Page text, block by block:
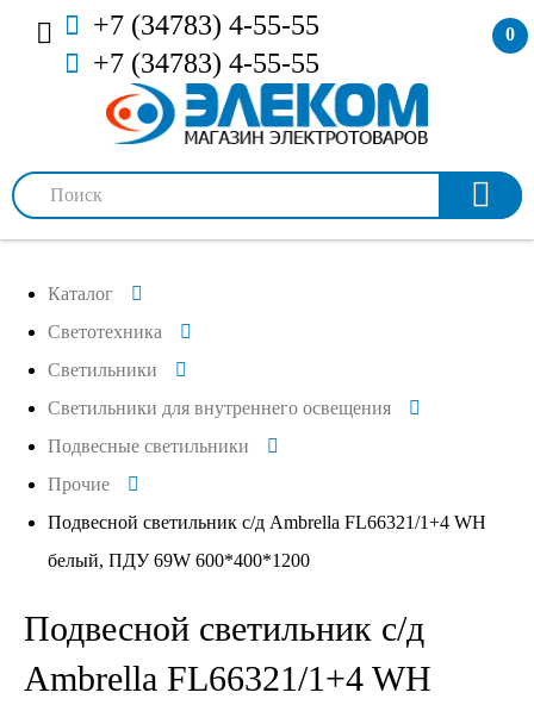
+7 (34783) 4-55-55
+7 (34783) 4-55-55
0
Каталог
Светотехника
Светильники
Светильники для внутреннего освещения
Подвесные светильники
Прочие
Подвесной светильник с/д Ambrella FL66321/1+4 WH
белый, ПДУ 69W 600*400*1200
Подвесной светильник с/д
Ambrella FL66321/1+4 WH